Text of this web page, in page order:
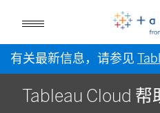
有关最新信息，请参见
Tableau Cloud 帮